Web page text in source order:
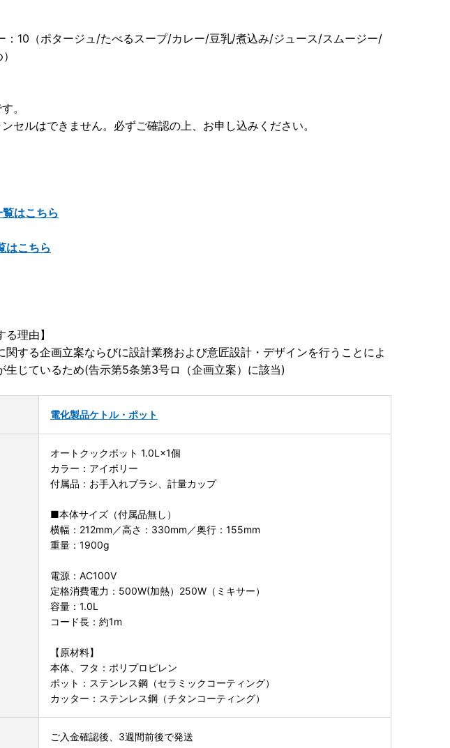
：10（ポタージュ/たべるスープ/カレー/豆乳/煮込み/ジュース/スムージー/
。
セルはできません。必ずご確認の上、お申し込みください。
はこちら
はこちら
る理由】
関する企画立案ならびに設計業務および意匠設計・デザインを行うことによ
生じているため(告示第5条第3号ロ（企画立案）に該当)
電化製品ケトル・ポット
オートクックポット 1.0L×1個
カラー：アイボリー
付属品：お手入れブラシ、計量カップ
■本体サイズ（付属品無し）
横幅：212mm／高さ：330mm／奥行：155mm
重量：1900g
電源：AC100V
定格消費電力：500W(加熱）250W（ミキサー）
容量：1.0L
コード長：約1m
【原材料】
本体、フタ：ポリプロピレン
ポット：ステンレス鋼（セラミックコーティング）
カッター：ステンレス鋼（チタンコーティング）
ご入金確認後、3週間前後で発送